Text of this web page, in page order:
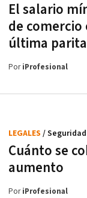
El salario
de comercio
última
PoriProfesional
Cuánto se
aumento
LEGALES /
PoriProfesional